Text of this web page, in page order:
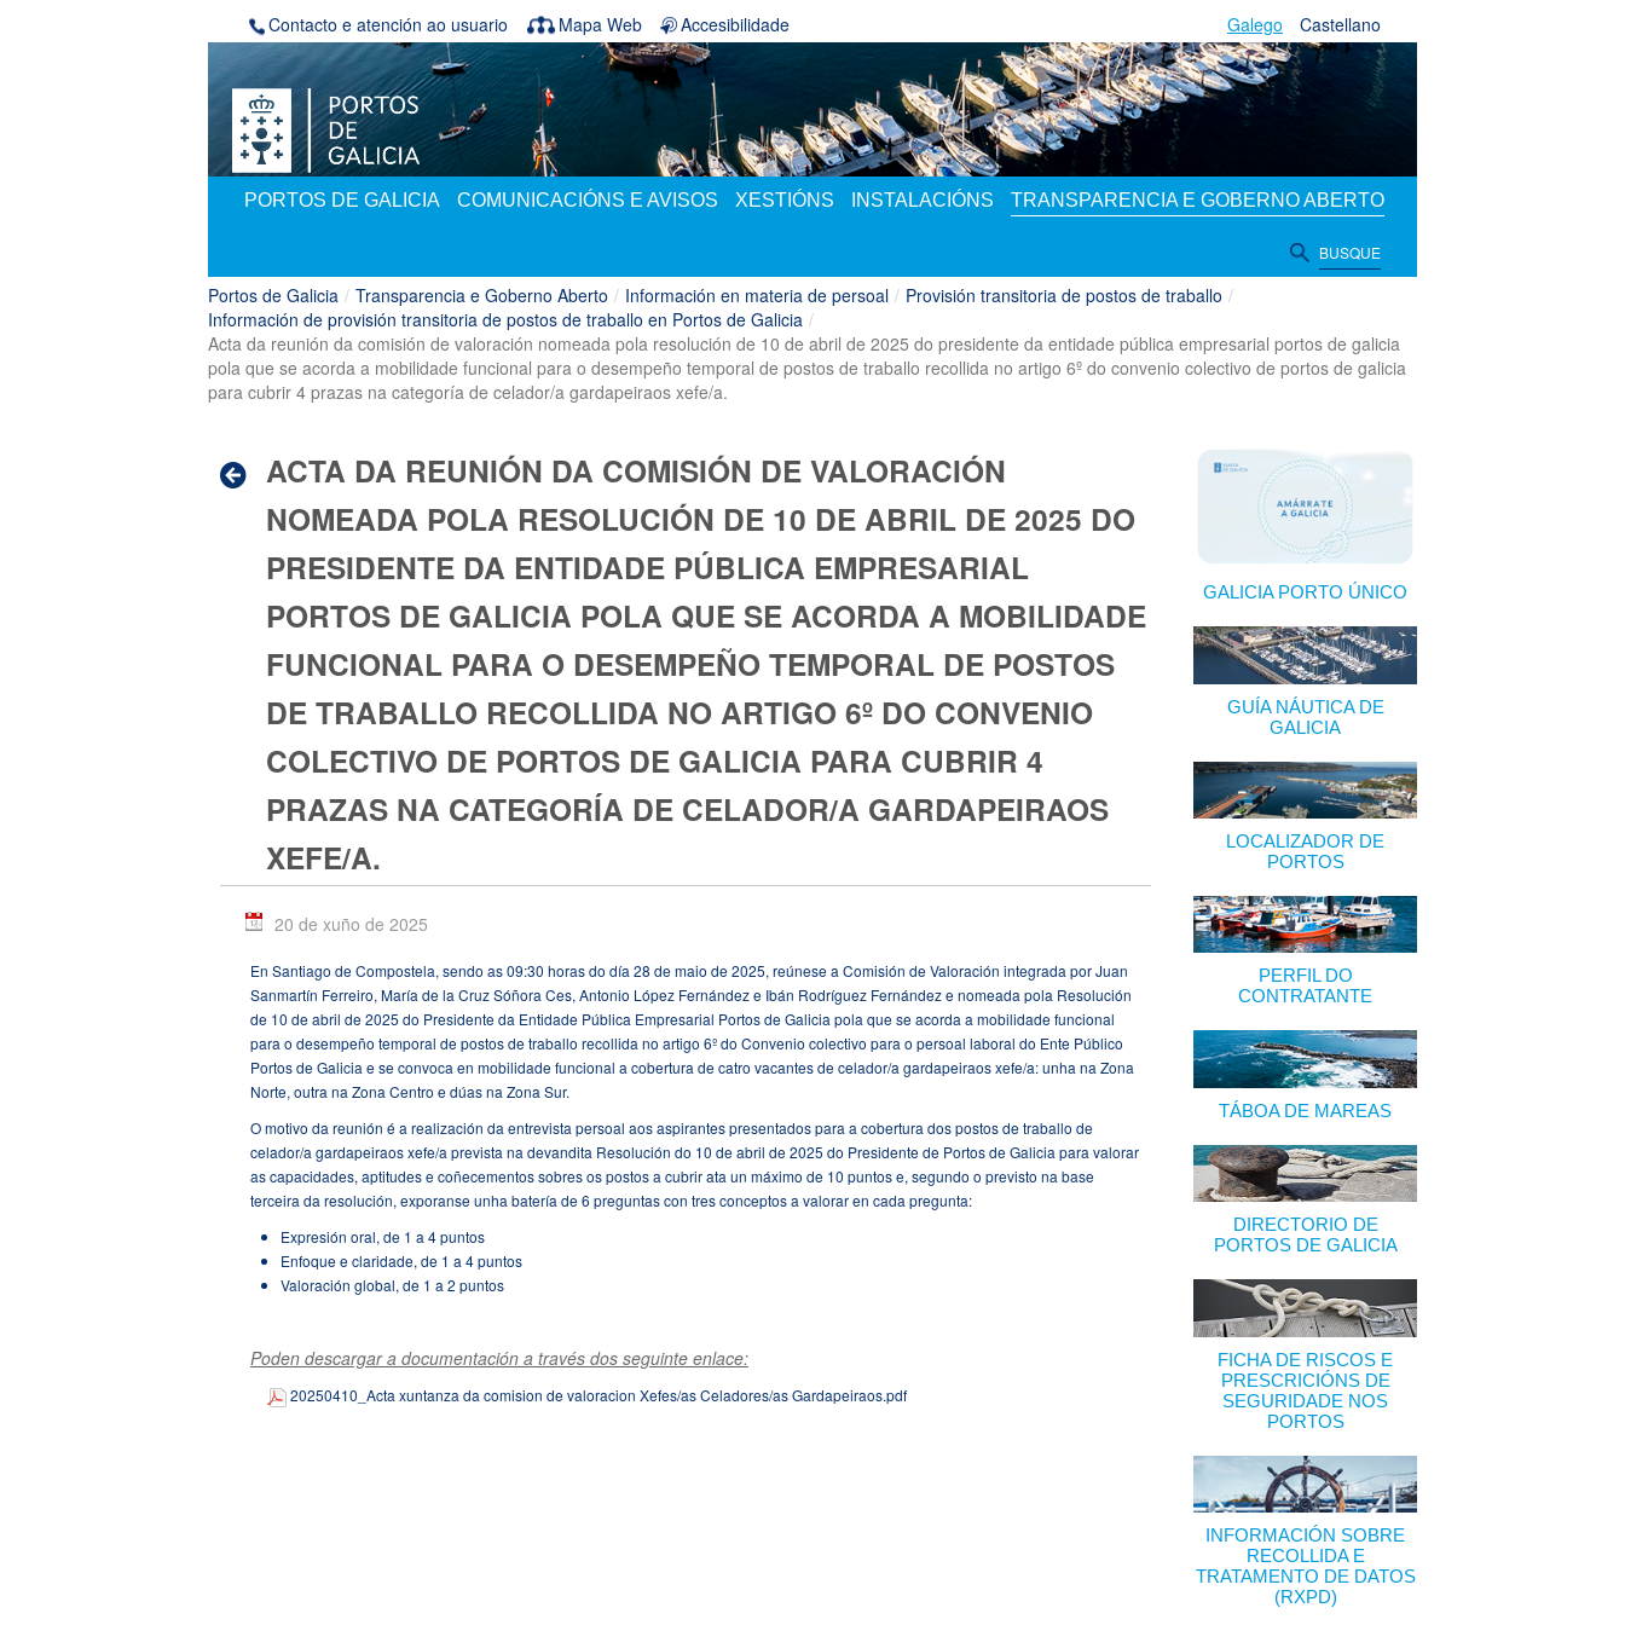
Contacto e atención ao usuario Mapa Web Accesibilidade Galego Castellano
PORTOS DE GALICIA COMUNICACIÓNS E AVISOS XESTIÓNS INSTALACIÓNS TRANSPARENCIA E GOBERNO ABERTO
BUSQUE
Portos de Galicia / Transparencia e Goberno Aberto / Información en materia de persoal / Provisión transitoria de postos de traballo /
Información de provisión transitoria de postos de traballo en Portos de Galicia /
Acta da reunión da comisión de valoración nomeada pola resolución de 10 de abril de 2025 do presidente da entidade pública empresarial portos de galicia
pola que se acorda a mobilidade funcional para o desempeño temporal de postos de traballo recollida no artigo 6º do convenio colectivo de portos de galicia
para cubrir 4 prazas na categoría de celador/a gardapeiraos xefe/a.
GALICIA PORTO ÚNICO
GUÍA NÁUTICA DE
GALICIA
LOCALIZADOR DE
PORTOS
PERFIL DO
CONTRATANTE
TÁBOA DE MAREAS
DIRECTORIO DE
PORTOS DE GALICIA
FICHA DE RISCOS E
PRESCRICIÓNS DE
SEGURIDADE NOS
PORTOS
INFORMACIÓN SOBRE
RECOLLIDA E
TRATAMENTO DE DATOS
(RXPD)
ACTA DA REUNIÓN DA COMISIÓN DE VALORACIÓN
NOMEADA POLA RESOLUCIÓN DE 10 DE ABRIL DE 2025 DO
PRESIDENTE DA ENTIDADE PÚBLICA EMPRESARIAL
PORTOS DE GALICIA POLA QUE SE ACORDA A MOBILIDADE
FUNCIONAL PARA O DESEMPEÑO TEMPORAL DE POSTOS
DE TRABALLO RECOLLIDA NO ARTIGO 6º DO CONVENIO
COLECTIVO DE PORTOS DE GALICIA PARA CUBRIR 4
PRAZAS NA CATEGORÍA DE CELADOR/A GARDAPEIRAOS
XEFE/A.
20 de xuño de 2025
En Santiago de Compostela, sendo as 09:30 horas do día 28 de maio de 2025, reúnese a Comisión de Valoración integrada por Juan
Sanmartín Ferreiro, María de la Cruz Sóñora Ces, Antonio López Fernández e Ibán Rodríguez Fernández e nomeada pola Resolución
de 10 de abril de 2025 do Presidente da Entidade Pública Empresarial Portos de Galicia pola que se acorda a mobilidade funcional
para o desempeño temporal de postos de traballo recollida no artigo 6º do Convenio colectivo para o persoal laboral do Ente Público
Portos de Galicia e se convoca en mobilidade funcional a cobertura de catro vacantes de celador/a gardapeiraos xefe/a: unha na Zona
Norte, outra na Zona Centro e dúas na Zona Sur.
O motivo da reunión é a realización da entrevista persoal aos aspirantes presentados para a cobertura dos postos de traballo de
celador/a gardapeiraos xefe/a prevista na devandita Resolución do 10 de abril de 2025 do Presidente de Portos de Galicia para valorar
as capacidades, aptitudes e coñecementos sobres os postos a cubrir ata un máximo de 10 puntos e, segundo o previsto na base
terceira da resolución, exporanse unha batería de 6 preguntas con tres conceptos a valorar en cada pregunta:
Expresión oral, de 1 a 4 puntos
Enfoque e claridade, de 1 a 4 puntos
Valoración global, de 1 a 2 puntos
Poden descargar a documentación a través dos seguinte enlace:
20250410_Acta xuntanza da comision de valoracion Xefes/as Celadores/as Gardapeiraos.pdf